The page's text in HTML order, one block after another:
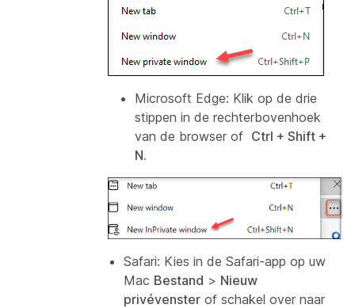
Microsoft Edge: Klik op de drie
stippen in de rechterbovenhoek
van de browser of Ctrl + Shift +
N.
Safari: Kies in de Safari-app op uw
Mac Bestand > Nieuw
privévenster of schakel over naar